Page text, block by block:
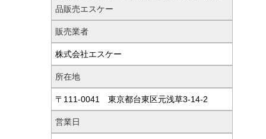
品販売エスケー
販売業者
株式会社エスケー
所在地
〒111-0041 東京都台東区元浅草3-14-2
営業日